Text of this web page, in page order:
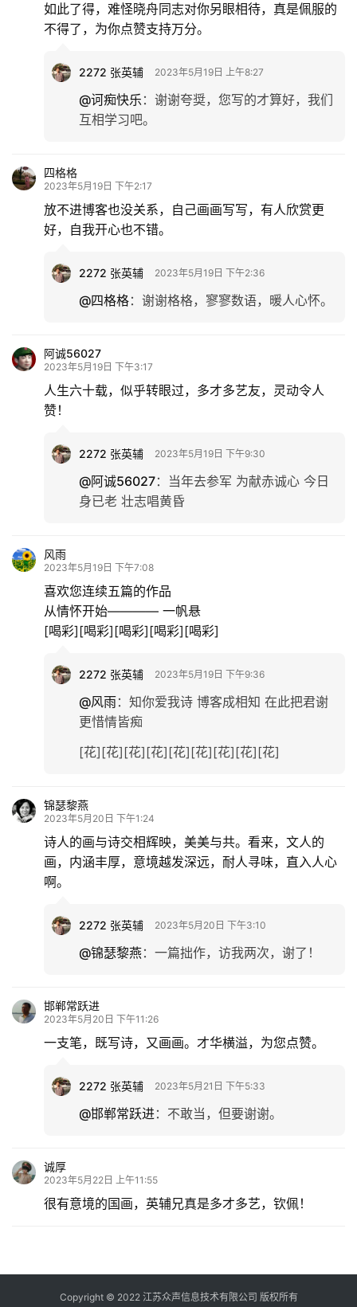
如此了得，难怪晓舟同志对你另眼相待，真是佩服的
不得了，为你点赞支持万分。
2272 张英辅 2023年5月19日 上午8:27
@诃痴快乐 ： 谢谢夸奨，您写的才算好，我们
互相学习吧。
四格格
2023年5月19日 下午2:17
放不进博客也没关系，自己画画写写，有人欣赏更
好，自我开心也不错。
2272 张英辅 2023年5月19日 下午2:36
@四格格： 谢谢格格，寥寥数语，暖人心怀。
阿诚56027
2023年5月19日 下午3:17
人生六十载，似乎转眼过，多才多艺友，灵动令人
赞！
2272 张英辅 2023年5月19日 下午9:30
@阿诚56027： 当年去参军 为献赤诚心 今日
身已老 壮志唱黄昏
风雨
2023年5月19日 下午7:08
喜欢您连续五篇的作品
从情怀开始———— 一帆悬
[喝彩][喝彩][喝彩][喝彩][喝彩]
2272 张英辅 2023年5月19日 下午9:36
@风雨： 知你爱我诗 博客成相知 在此把君谢
更惜情皆痴
[花][花][花][花][花][花][花][花][花]
锦瑟黎燕
2023年5月20日 下午1:24
诗人的画与诗交相辉映，美美与共。看来，文人的
画，内涵丰厚，意境越发深远，耐人寻味，直入人心
啊。
2272 张英辅 2023年5月20日 下午3:10
@锦瑟黎燕： 一篇拙作，访我两次，谢了！
邯郸常跃进
2023年5月20日 下午11:26
一支笔，既写诗，又画画。才华横溢，为您点赞。
2272 张英辅 2023年5月21日 下午5:33
@邯郸常跃进： 不敢当，但要谢谢。
诚厚
2023年5月22日 上午11:55
很有意境的国画，英辅兄真是多才多艺，钦佩！
Copyright © 2022 江苏众声信息技术有限公司 版权所有